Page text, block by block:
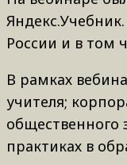
России и в том
В рамках
учителя;
общественного
практиках в